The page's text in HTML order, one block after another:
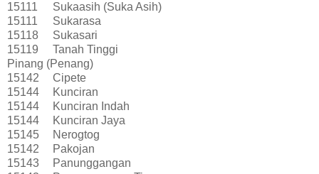
15111
Sukaasih (Suka Asih)
15111
Sukarasa
15118
Sukasari
15119
Tanah Tinggi
Pinang (Penang)
15142
Cipete
15144
Kunciran
15144
Kunciran Indah
15144
Kunciran Jaya
15145
Nerogtog
15142
Pakojan
15143
Panunggangan